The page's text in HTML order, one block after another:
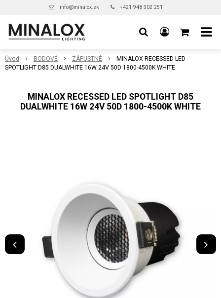
info@minalox.sk +421 948 302 251
Úvod BODOVÉ ZÁPUSTNÉ
MINALOX RECESSED LED
SPOTLIGHT D85 DUALWHITE 16W 24V 50D 1800-4500K WHITE
MINALOX RECESSED LED SPOTLIGHT D85
DUALWHITE 16W 24V 50D 1800-4500K WHITE